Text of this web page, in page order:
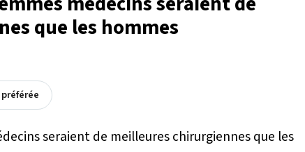
que les hommes